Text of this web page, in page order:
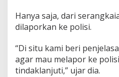
Hanya saja, dari
dilaporkan ke polisi.
“Di situ kami beri
agar mau melapor ke
tindaklanjuti,” ujar dia.